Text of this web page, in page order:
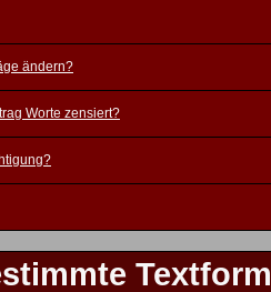
ändern?
Worte zensiert?